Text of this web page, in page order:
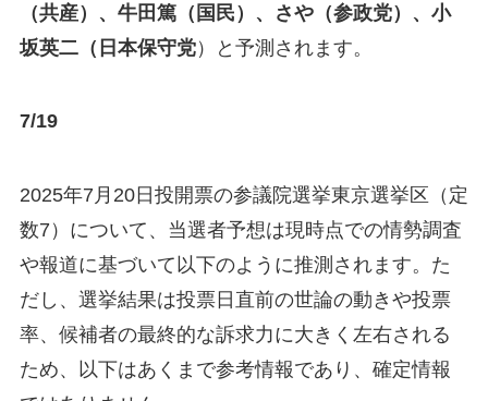
（共産）、牛田篤（国民）、さや（参政党）、小
坂英二（日本保守党）と予測されます。
7/19
2025年7月20日投開票の参議院選挙東京選挙区（定
数7）について、当選者予想は現時点での情勢調査
や報道に基づいて以下のように推測されます。た
だし、選挙結果は投票日直前の世論の動きや投票
率、候補者の最終的な訴求力に大きく左右される
ため、以下はあくまで参考情報であり、確定情報